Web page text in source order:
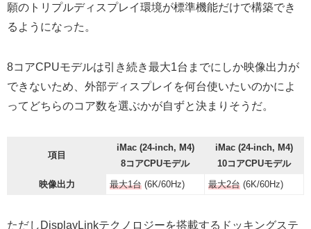
願のトリプルディスプレイ環境が標準機能だけで構築でき
るようになった。
8コアCPUモデルは引き続き最大1台までにしか映像出力が
できないため、外部ディスプレイを何台使いたいのかによ
ってどちらのコア数を選ぶかが自ずと決まりそうだ。
項目
iMac (24-inch, M4)
8コアCPUモデル
iMac (24-inch, M4)
10コアCPUモデル
映像出力
最大1台 (6K/60Hz) 最大2台 (6K/60Hz)
ただしDisplayLinkテクノロジーを搭載するドッキングステ